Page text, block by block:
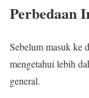
Perbedaan
Sebelum masuk ke
mengetahui lebih
general.